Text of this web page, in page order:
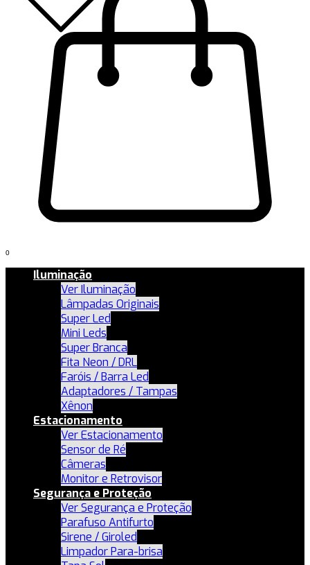
0
Iluminação
Ver Iluminação
Lâmpadas Originais
Super Led
Mini Leds
Super Branca
Fita Neon / DRL
Faróis / Barra Led
Adaptadores / Tampas
Xênon
Estacionamento
Ver Estacionamento
Sensor de Ré
Câmeras
Monitor e Retrovisor
Segurança e Proteção
Ver Segurança e Proteção
Parafuso Antifurto
Sirene / Giroled
Limpador Para-brisa